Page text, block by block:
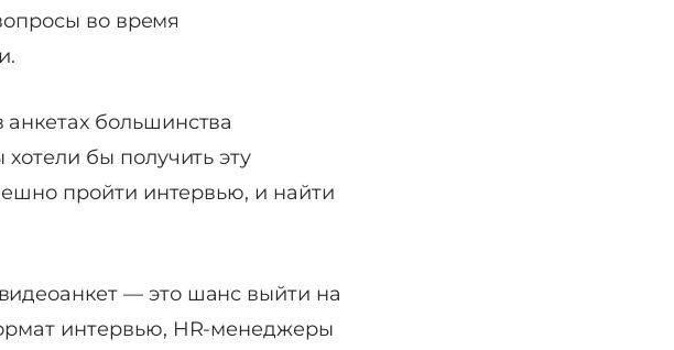
во время
анкетах большинства
бы получить эту
пройти интервью, и найти
— это шанс выйти на
интервью, HR-менеджеры